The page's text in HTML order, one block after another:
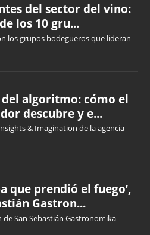
del sector del vino:
los 10 gru...
los grupos bodegueros que lideran
del algoritmo: cómo el
descubre y e...
& Imagination de la agencia
que prendió el fuego’,
Gastron...
de San Sebastián Gastronomika